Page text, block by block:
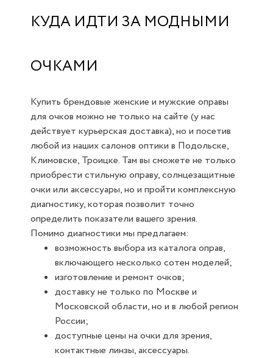
КУДА ИДТИ ЗА МОДНЫМИ
ОЧКАМИ
Купить брендовые женские и мужские оправы
для очков можно не только на сайте (у нас
действует курьерская доставка), но и посетив
любой из наших салонов оптики в Подольске,
Климовске, Троицке. Там вы сможете не только
приобрести стильную оправу, солнцезащитные
очки или аксессуары, но и пройти комплексную
диагностику, которая позволит точно
определить показатели вашего зрения.
Помимо диагностики мы предлагаем:
возможность выбора из каталога оправ,
включающего несколько сотен моделей;
изготовление и ремонт очков;
доставку не только по Москве и
Московской области, но и в любой регион
России;
доступные цены на очки для зрения,
контактные линзы, аксессуары.